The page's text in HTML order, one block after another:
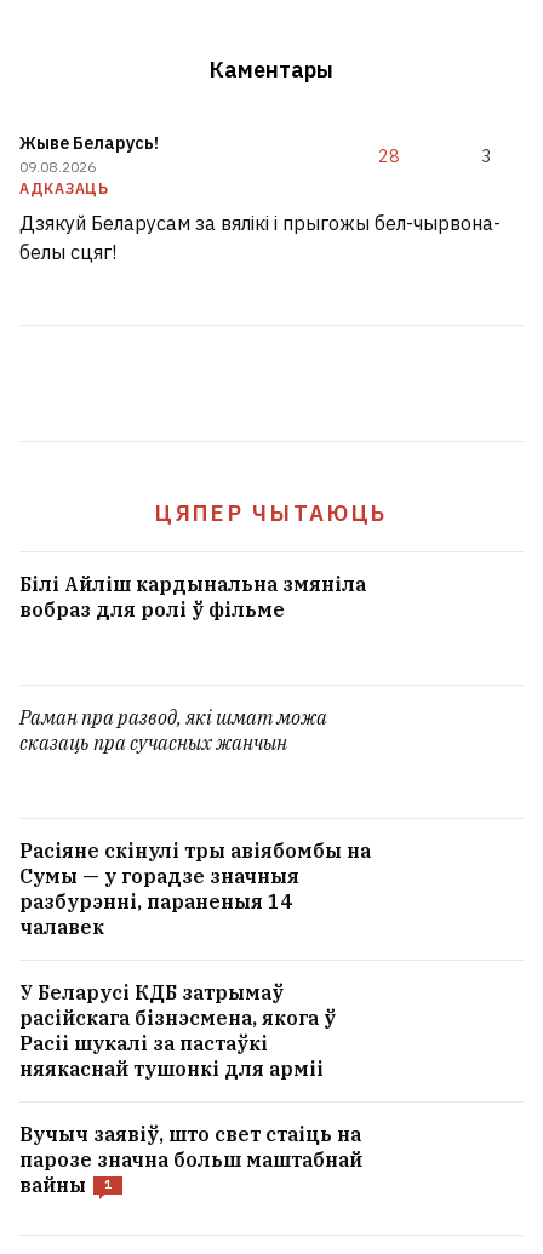
Каментары
Жыве Беларусь!
09.08.2026
АДКАЗАЦЬ
28 3
Дзякуй Беларусам за вялікі і прыгожы бел-чырвона-
белы сцяг!
ЦЯПЕР ЧЫТАЮЦЬ
Білі Айліш кардынальна змяніла
вобраз для ролі ў фільме
Раман пра развод, які шмат можа
сказаць пра сучасных жанчын
Расіяне скінулі тры авіябомбы на
Сумы — у горадзе значныя
разбурэнні, параненыя 14
чалавек
У Беларусі КДБ затрымаў
расійскага бізнэсмена, якога ў
Расіі шукалі за пастаўкі
няякаснай тушонкі для арміі
Вучыч заявіў, што свет стаіць на
парозе значна больш маштабнай
вайны
1